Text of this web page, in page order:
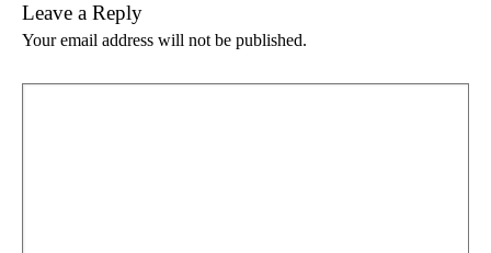
Leave a Reply
Your email address will not be published.